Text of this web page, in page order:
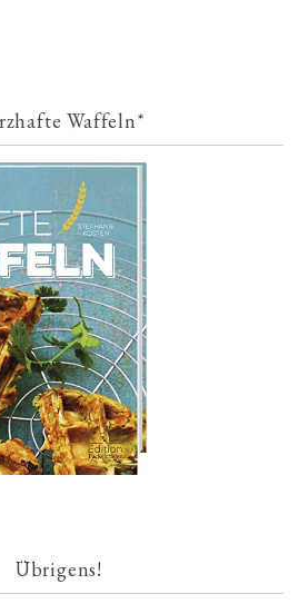
Waffeln*
Übrigens!